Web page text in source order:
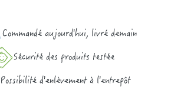
Commandé aujourd'hui, livré demain
Sécurité des produits testée
Possibilité d'enlèvement à l'entrepôt